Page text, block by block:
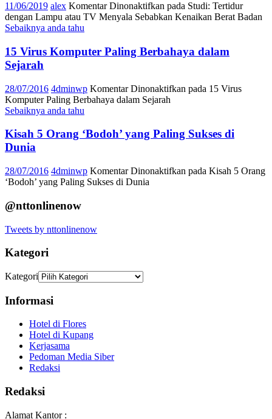
11/06/2019 alex Komentar Dinonaktifkan pada Studi: Tertidur
dengan Lampu atau TV Menyala Sebabkan Kenaikan Berat Badan
Sebaiknya anda tahu
15 Virus Komputer Paling Berbahaya dalam
Sejarah
28/07/2016 4dminwp Komentar Dinonaktifkan pada 15 Virus
Komputer Paling Berbahaya dalam Sejarah
Sebaiknya anda tahu
Kisah 5 Orang ‘Bodoh’ yang Paling Sukses di
Dunia
28/07/2016 4dminwp Komentar Dinonaktifkan pada Kisah 5 Orang
‘Bodoh’ yang Paling Sukses di Dunia
@nttonlinenow
Tweets by nttonlinenow
Kategori
Kategori
Informasi
Hotel di Flores
Hotel di Kupang
Kerjasama
Pedoman Media Siber
Redaksi
Redaksi
Alamat Kantor :